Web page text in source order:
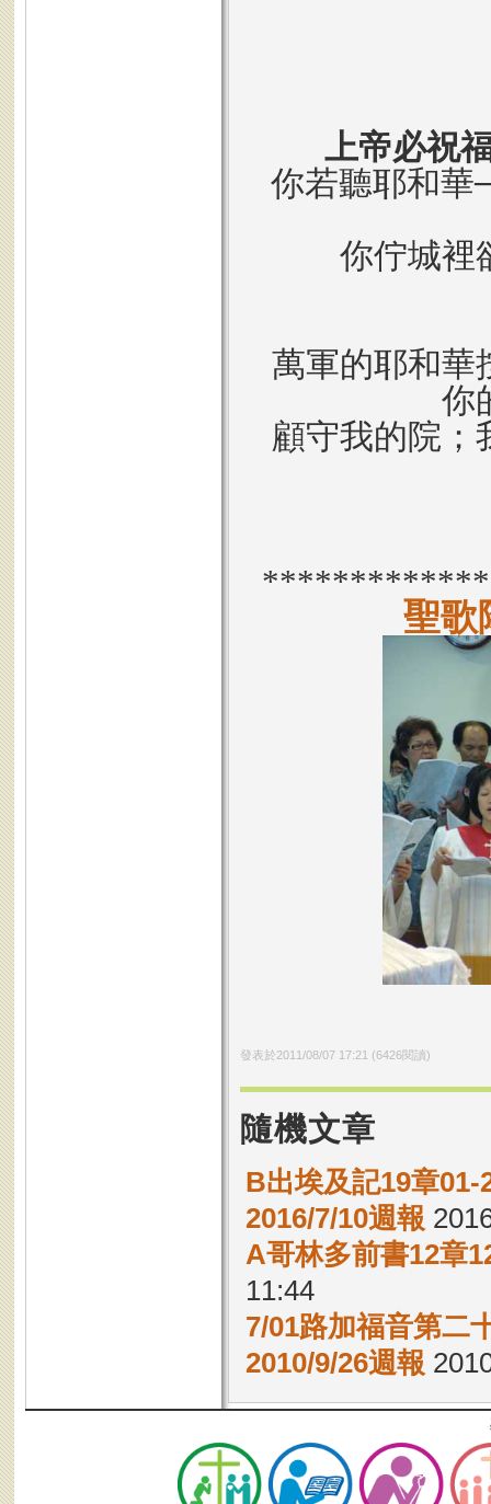
上帝必祝
你若聽耶和華
你佇城裡
萬軍的耶和華
你
顧守我的院；
聖歌
發表於2011/08/07 17:21 (6426閱讀)
隨機文章
B出埃及記19章01-
2016/7/10週報
A哥林多前書12章
11:44
7/01路加福音第二
2010/9/26週報